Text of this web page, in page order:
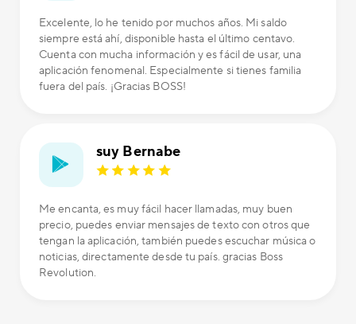
Excelente, lo he tenido por muchos años. Mi saldo
siempre está ahí, disponible hasta el último centavo.
Cuenta con mucha información y es fácil de usar, una
aplicación fenomenal. Especialmente si tienes familia
fuera del país. ¡Gracias BOSS!
suy Bernabe
Me encanta, es muy fácil hacer llamadas, muy buen
precio, puedes enviar mensajes de texto con otros que
tengan la aplicación, también puedes escuchar música o
noticias, directamente desde tu país. gracias Boss
Revolution.